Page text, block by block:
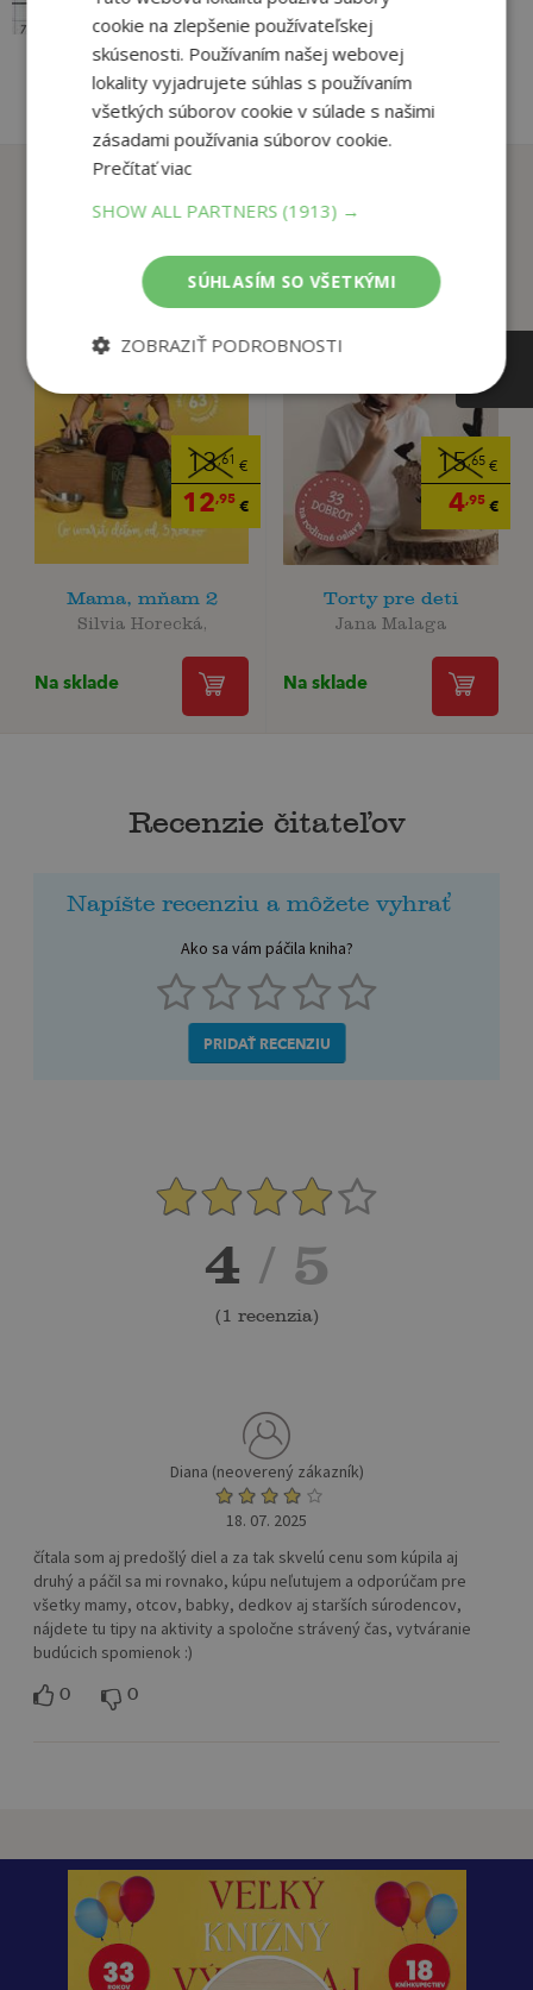
Zákazníci, ktorí si kúpili
tento titul si tiež kúpili
13,61 €
12,95€
Mama, mňam 2
Silvia Horecká,
Na sklade
15,65€
4,95€
Torty pre deti
Jana Malaga
Na sklade
Recenzie čitateľov
Napíšte recenziu a môžete vyhrať
Ako sa vám páčila kniha?
PRIDAŤ RECENZIU
4 / 5
(1 recenzia)
Diana (neoverený zákazník)
18. 07. 2025
čítala som aj predošlý diel a za tak skvelú cenu som kúpila aj
druhý a páčil sa mi rovnako, kúpu neľutujem a odporúčam pre
všetky mamy, otcov, babky, dedkov aj starších súrodencov,
nájdete tu tipy na aktivity a spoločne strávený čas, vytváranie
budúcich spomienok :)
0 0
cookie na zlepšenie používateľskej
skúsenosti. Používaním našej webovej
lokality vyjadrujete súhlas s používaním
všetkých súborov cookie v súlade s našimi
zásadami používania súborov cookie.
Prečítať viac
SHOW ALL PARTNERS (1913) →
SÚHLASÍM SO VŠETKÝMI
ZOBRAZIŤ PODROBNOSTI